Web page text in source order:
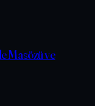
Masözü ve